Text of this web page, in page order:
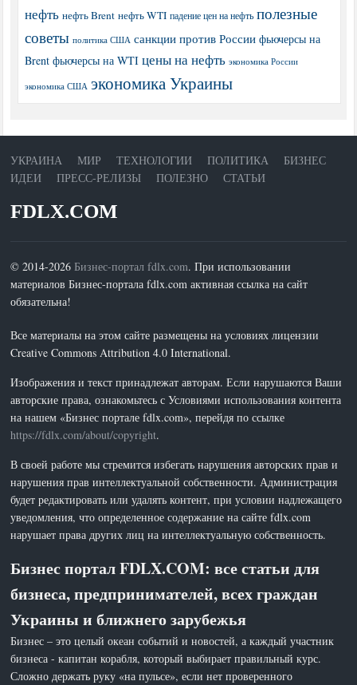
нефть нефть Brent нефть WTI падение цен на нефть полезные
советы политика США санкции против России фьючерсы на
Brent фьючерсы на WTI цены на нефть экономика России
экономика США экономика Украины
УКРАИНА МИР ТЕХНОЛОГИИ ПОЛИТИКА
БИЗНЕС
ИДЕИ
ПРЕСС-РЕЛИЗЫ ПОЛЕЗНО СТАТЬИ
FDLX.COM
© 2014-2026Бизнес-портал fdlx.com. При использовании
материалов Бизнес-портала fdlx.com активная ссылка на сайт
обязательна!
Все материалы на этом сайте размещены на условиях лицензии
Creative Commons Attribution 4.0 International.
Изображения и текст принадлежат авторам. Если нарушаются Ваши
авторские права, ознакомьтесь с Условиями использования контента
на нашем «Бизнес портале fdlx.com», перейдя по ссылке
https://fdlx.com/about/copyright.
В своей работе мы стремится избегать нарушения авторских прав и
нарушения прав интеллектуальной собственности. Администрация
будет редактировать или удалять контент, при условии надлежащего
уведомления, что определенное содержание на сайте fdlx.com
нарушает права других лиц на интеллектуальную собственность.
Бизнес портал FDLX.COM: все статьи для
бизнеса, предпринимателей, всех граждан
Украины и ближнего зарубежья
Бизнес – это целый океан событий и новостей, а каждый участник
бизнеса - капитан корабля, который выбирает правильный курс.
Сложно держать руку «на пульсе», если нет проверенного